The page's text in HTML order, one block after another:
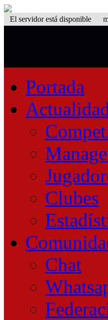
El servidor está disponible
Portada
Clubes
Chat